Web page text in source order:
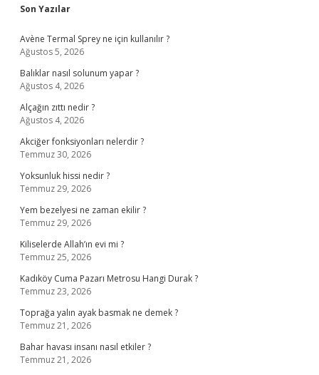
Sidebar
Son Yazılar
Avène Termal Sprey ne için kullanılır ?
Ağustos 5, 2026
Balıklar nasıl solunum yapar ?
Ağustos 4, 2026
Alçağın zıttı nedir ?
Ağustos 4, 2026
Akciğer fonksiyonları nelerdir ?
Temmuz 30, 2026
Yoksunluk hissi nedir ?
Temmuz 29, 2026
Yem bezelyesi ne zaman ekilir ?
Temmuz 29, 2026
Kiliselerde Allah’ın evi mi ?
Temmuz 25, 2026
Kadıköy Cuma Pazarı Metrosu Hangi Durak ?
Temmuz 23, 2026
Toprağa yalın ayak basmak ne demek ?
Temmuz 21, 2026
Bahar havası insanı nasıl etkiler ?
Temmuz 21, 2026